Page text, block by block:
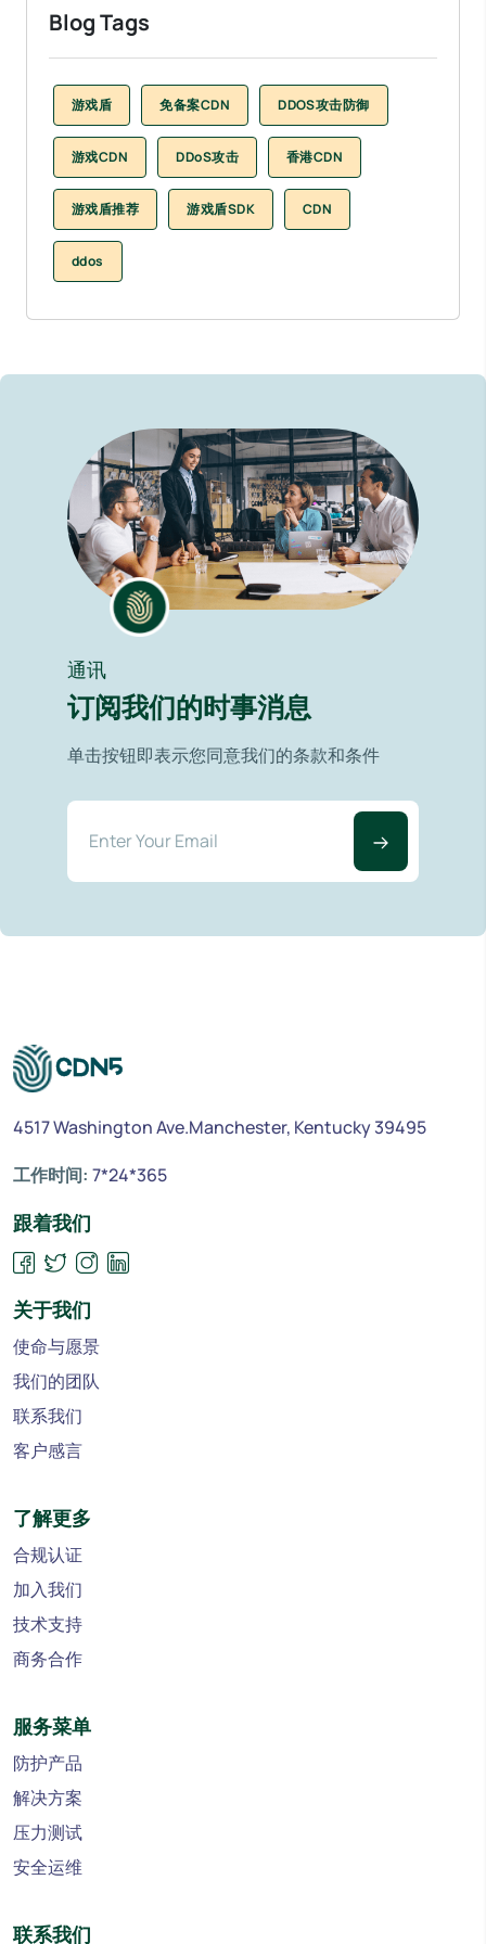
Blog Tags
游戏盾 免备案CDN DDOS攻击防御
游戏CDN DDoS攻击 香港CDN
游戏盾推荐 游戏盾SDK CDN
ddos
通讯
订阅我们的时事消息
单击按钮即表示您同意我们的条款和条件
4517 Washington Ave.Manchester, Kentucky 39495
工作时间: 7*24*365
跟着我们
关于我们
使命与愿景
我们的团队
联系我们
客户感言
了解更多
合规认证
加入我们
技术支持
商务合作
服务菜单
防护产品
解决方案
压力测试
安全运维
联系我们